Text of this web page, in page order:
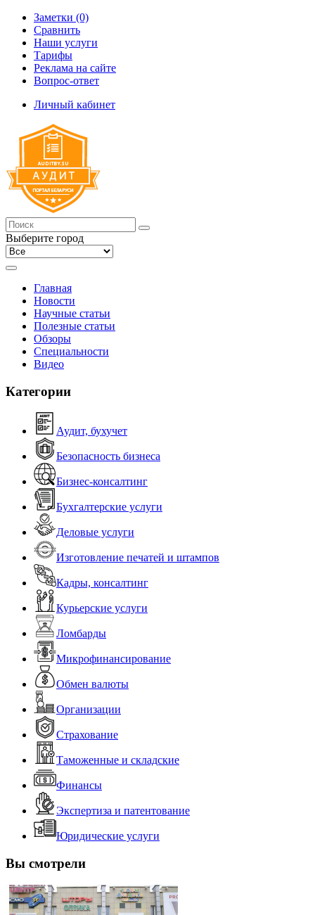
Заметки (0)
Сравнить
Наши услуги
Тарифы
Реклама на сайте
Вопрос-ответ
Личный кабинет
Выберите город
Главная
Новости
Научные статьи
Полезные статьи
Обзоры
Специальности
Видео
Категории
Аудит, бухучет
Безопасность бизнеса
Бизнес-консалтинг
Бухгалтерские услуги
Деловые услуги
Изготовление печатей и штампов
Кадры, консалтинг
Курьерские услуги
Ломбарды
Микрофинансирование
Обмен валюты
Организации
Страхование
Таможенные и складские
Финансы
Экспертиза и патентование
Юридические услуги
Вы смотрели